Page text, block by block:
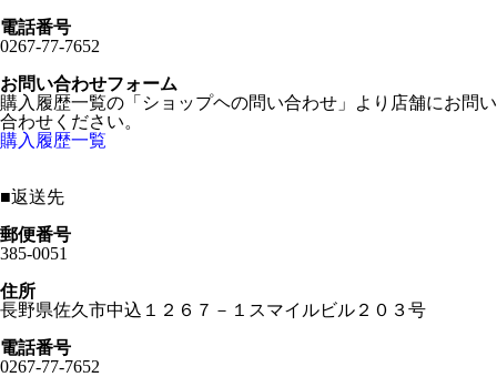
電話番号
0267-77-7652
お問い合わせフォーム
購入履歴一覧の「ショップヘの問い合わせ」より店舗にお問い
合わせください。
購入履歴一覧
■返送先
郵便番号
385-0051
住所
長野県佐久市中込１２６７－１スマイルビル２０３号
電話番号
0267-77-7652